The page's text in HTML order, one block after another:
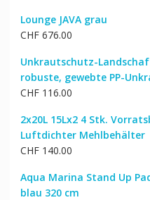
war:
Lounge JAVA grau
CHF676.00
Unkrautschutz-
robuste, gewebte PP-
CHF116.00
2x20L 15Lx2 4 Stk.
Luftdichter Mehlbehälter
CHF140.00
Aqua Marina Stand Up
blau 320 cm